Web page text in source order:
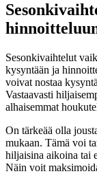
Sesonkivaihtelut
kysyntään ja
voivat nostaa
Vastaavasti
alhaisemmat
On tärkeää olla
mukaan. Tämä voi
hiljaisina aikoina tai
Näin voit